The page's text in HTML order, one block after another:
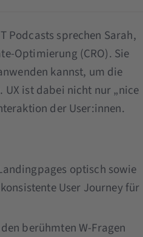
Podcasts sprechen Sarah,
Optimierung (CRO). Sie
kannst, um die
UX ist dabei nicht nur „nice
der User:innen.
optisch sowie
User Journey für
berühmten W-Fragen